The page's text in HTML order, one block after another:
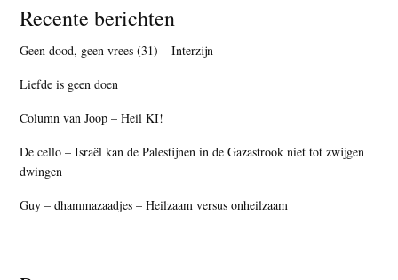
Recente berichten
Geen dood, geen vrees (31) – Interzijn
Liefde is geen doen
Column van Joop – Heil KI!
De cello – Israël kan de Palestijnen in de Gazastrook niet tot zwijgen
dwingen
Guy – dhammazaadjes – Heilzaam versus onheilzaam